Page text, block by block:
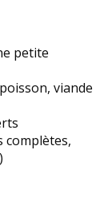
petite
viande
complètes,